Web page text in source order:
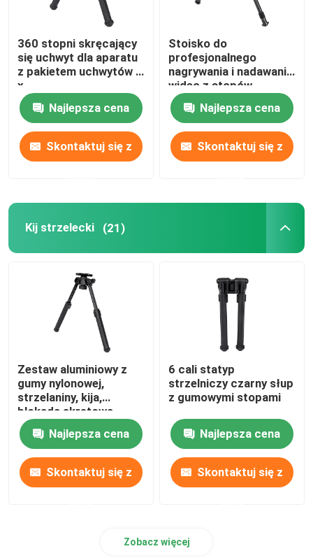
Statyw myśliwski
Uwaga:
Kij strzelecki
Drążek spustowy
Stoisko do strzelania
Strzelanie na bipodzie
Dwójnóg karabinu myśliwskiego
Akcesoria myśliwskie
Pasek wyzwalacza
Stojak na aparat
360 stopni skręcający
się uchwyt dla aparatu
z pakietem uchwytów 1
x
Najlepsza cena
Skontaktuj się z
Stoisko do
profesjonalnego
nagrywania i nadawania
wideo z stopów
aluminium
Najlepsza cena
Skontaktuj się z
Kij strzelecki (21)
Zestaw aluminiowy z
gumy nylonowej,
strzelaniny, kija,
blokada skrętowa,
blokada nogi
Najlepsza cena
Skontaktuj się z
6 cali statyp
strzelniczy czarny słup
z gumowymi stopami
Najlepsza cena
Skontaktuj się z
Zobacz więcej